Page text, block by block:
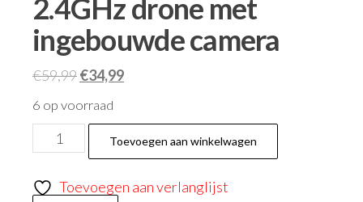
2.4GHz drone met
ingebouwde camera
€59,99€34,99
6 op voorraad
Toevoegen aan winkelwagen
Toevoegen aan verlanglijst